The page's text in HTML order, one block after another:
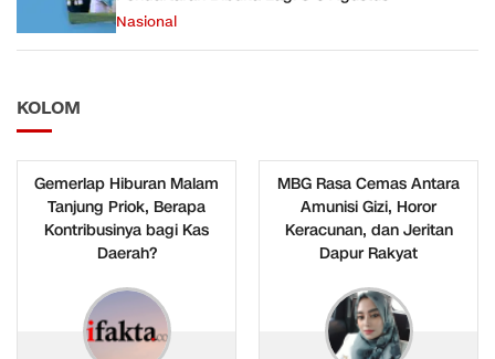
Nasional
KOLOM
Gemerlap Hiburan Malam
Tanjung Priok, Berapa
Kontribusinya bagi Kas
Daerah?
MBG Rasa Cemas Antara
Amunisi Gizi, Horor
Keracunan, dan Jeritan
Dapur Rakyat